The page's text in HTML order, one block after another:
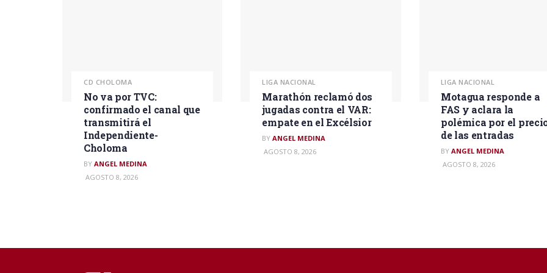
CD CHOLOMA
No va por TVC:
confirmado el canal que
transmitirá el
Independiente-
Choloma
BY ANGEL MEDINA
AGOSTO 8, 2026
LIGA NACIONAL
Marathón reclamó dos
jugadas contra el VAR:
empate en el Excélsior
BY ANGEL MEDINA
AGOSTO 8, 2026
LIGA NACIONAL
Motagua responde a
FAS y aclara la
polémica por el
de las entradas
BY ANGEL MEDINA
AGOSTO 8, 2026